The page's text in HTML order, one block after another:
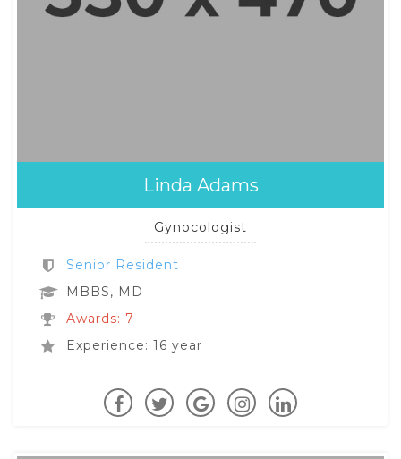
Linda Adams
Gynocologist
Senior Resident
MBBS, MD
Awards: 7
Experience: 16 year